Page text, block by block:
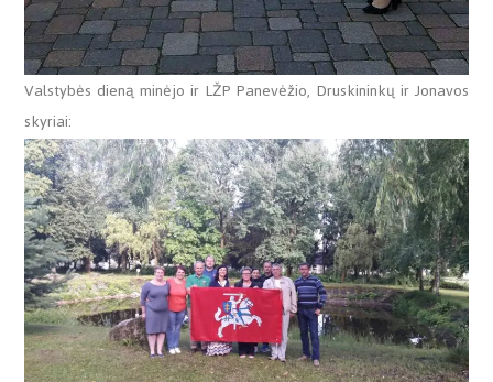
Valstybės dieną minėjo ir LŽP Panevėžio, Druskininkų ir Jonavos
skyriai: